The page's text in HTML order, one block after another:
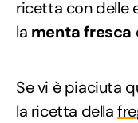
ricetta con delle
la menta fresca
Se vi è piaciuta
la ricetta della